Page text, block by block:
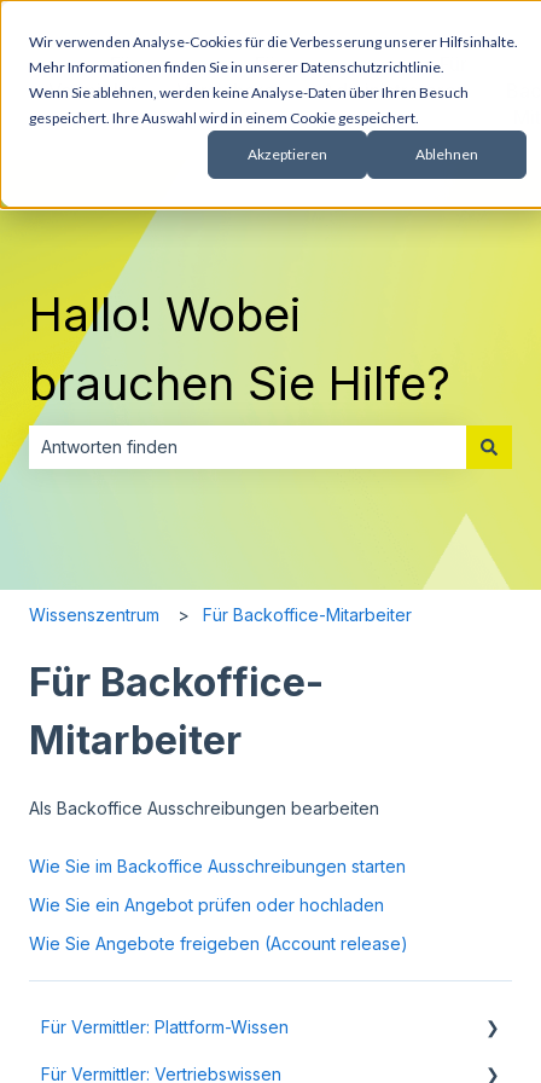
Wir verwenden Analyse-Cookies für die Verbesserung unserer Hilfsinhalte.
Mehr Informationen finden Sie in unserer Datenschutzrichtlinie.
Wenn Sie ablehnen, werden keine Analyse-Daten über Ihren Besuch
gespeichert. Ihre Auswahl wird in einem Cookie gespeichert.
Akzeptieren Ablehnen
Für
Vermittler
Für
Versicherer
Für
Administratoren
Hallo! Wobei
brauchen Sie Hilfe?
Wissenszentrum Für Backoffice-Mitarbeiter
Für Backoffice-
Mitarbeiter
Als Backoffice Ausschreibungen bearbeiten
Wie Sie im Backoffice Ausschreibungen starten
Wie Sie ein Angebot prüfen oder hochladen
Wie Sie Angebote freigeben (Account release)
Für Vermittler: Plattform-Wissen
Ihre Beratung: Überblick
Für Vermittler: Vertriebswissen